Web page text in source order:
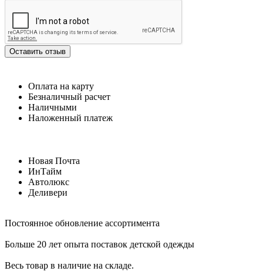
Оставить отзыв
Оплата на карту
Безналичный расчет
Наличными
Наложенный платеж
Новая Почта
ИнТайм
Автолюкс
Деливери
Постоянное обновление ассортимента
Больше 20 лет опыта поставок детской одежды
Весь товар в наличие на складе.